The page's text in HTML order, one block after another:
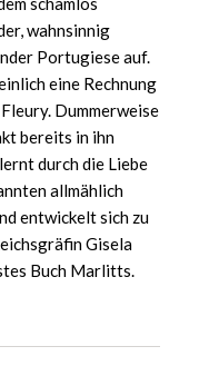
wahnsinnig
Portugiese auf.
eine Rechnung
Dummerweise
bereits in ihn
durch die Liebe
allmählich
entwickelt sich zu
Gisela
Buch Marlitts.